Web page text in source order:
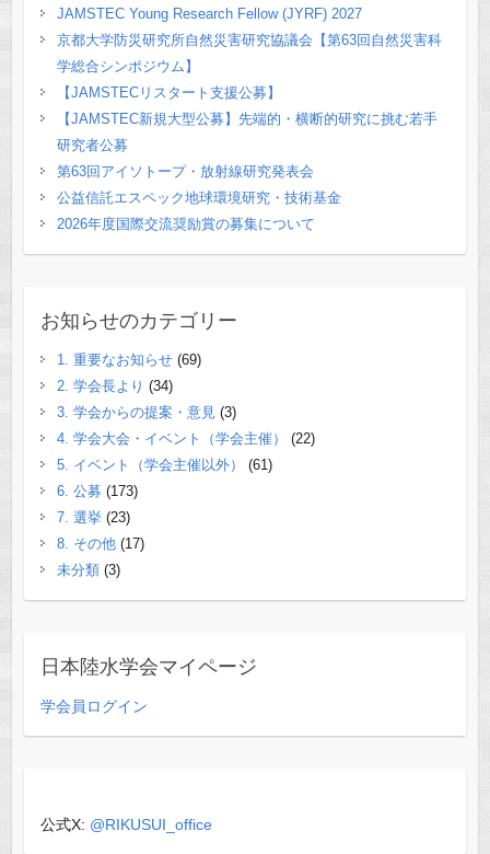
JAMSTEC Young Research Fellow (JYRF) 2027
京都大学防災研究所自然災害研究協議会【第63回自然災害科
学総合シンポジウム】
【JAMSTECリスタート支援公募】
【JAMSTEC新規大型公募】先端的・横断的研究に挑む若手
研究者公募
第63回アイソトープ・放射線研究発表会
公益信託エスペック地球環境研究・技術基金
2026年度国際交流奨励賞の募集について
お知らせのカテゴリー
1. 重要なお知らせ(69)
2. 学会長より (34)
3. 学会からの提案・意見 (3)
4. 学会大会・イベント（学会主催）
(22)
5. イベント（学会主催以外）
(61)
6. 公募 (173)
7. 選挙 (23)
8. その他(17)
未分類(3)
日本陸水学会マイページ
学会員ログイン
公式X: @RIKUSUI_office